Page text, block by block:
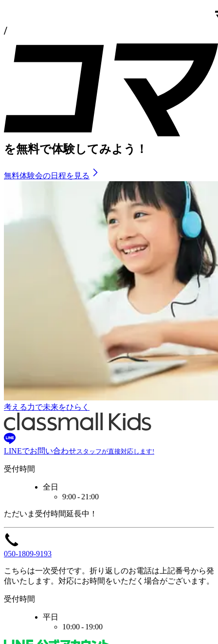
/
を無料で体験してみよう！
無料体験会の日程を見る
考える力で未来をひらく
LINEでお問い合わせスタッフが直接対応します!
受付時間
全日
9:00 - 21:00
ただいま 受付時間延長中！
050-1809-9193
こちらは一次受付です。 折り返しのお電話は 上記番号から発
信いたします。 対応にお時間をいただく 場合がございます。
受付時間
平日
10:00 - 19:00